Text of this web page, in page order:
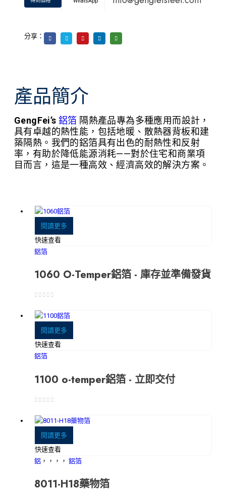
分享：
產品簡介
GengFei’s 鋁箔 隔熱產品專為多種應用而設計，
具有卓越的熱性能，包括地暖、散熱器背板和建
築隔熱。我們的鋁箔具有出色的耐熱性和反射
率，有助於降低能源消耗——對於住宅和商業項
目而言，這是一種高效、經濟高效的解決方案。
閱讀更多
快速查看
鋁箔
1060 O-Temper鋁箔 - 庫存並準備發貨
閱讀更多
快速查看
鋁箔
1100 o-temper鋁箔 - 立即交付
閱讀更多
快速查看
鋁 ，，，， 鋁箔
8011-H18藥物箔